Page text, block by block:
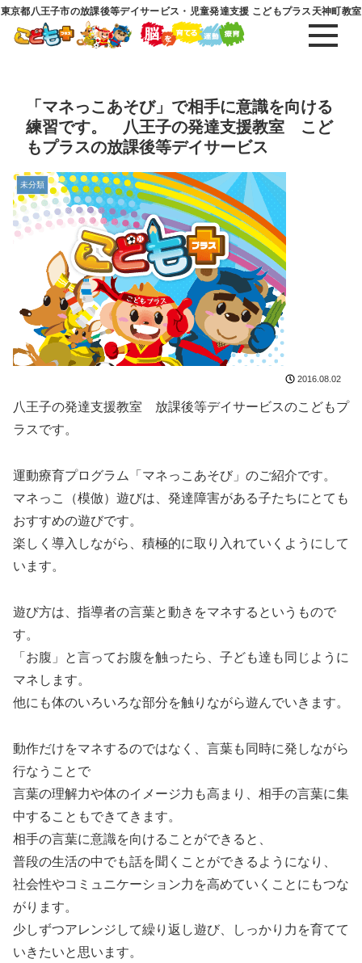
東京都八王子市の放課後等デイサービス・児童発達支援 こどもプラス天神町教室
「マネっこあそび」で相手に意識を向ける
練習です。 八王子の発達支援教室 こど
もプラスの放課後等デイサービス
未分類
2016.08.02
八王子の発達支援教室 放課後等デイサービスのこどもプ
ラスです。
運動療育プログラム「マネっこあそび」のご紹介です。
マネっこ（模倣）遊びは、発達障害がある子たちにとても
おすすめの遊びです。
楽しく導入しながら、積極的に取り入れていくようにして
います。
遊び方は、指導者の言葉と動きをマネするというもので
す。
「お腹」と言ってお腹を触ったら、子ども達も同じように
マネします。
他にも体のいろいろな部分を触りながら遊んでいきます。
動作だけをマネするのではなく、言葉も同時に発しながら
行なうことで
言葉の理解力や体のイメージ力も高まり、相手の言葉に集
中することもできてきます。
相手の言葉に意識を向けることができると、
普段の生活の中でも話を聞くことができるようになり、
社会性やコミュニケーション力を高めていくことにもつな
がります。
少しずつアレンジして繰り返し遊び、しっかり力を育てて
いきたいと思います。